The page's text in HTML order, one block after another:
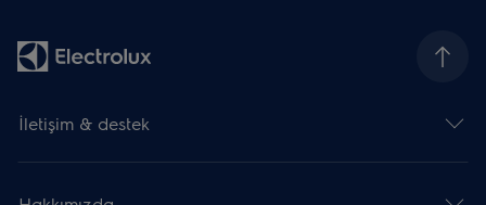
İletişim & destek